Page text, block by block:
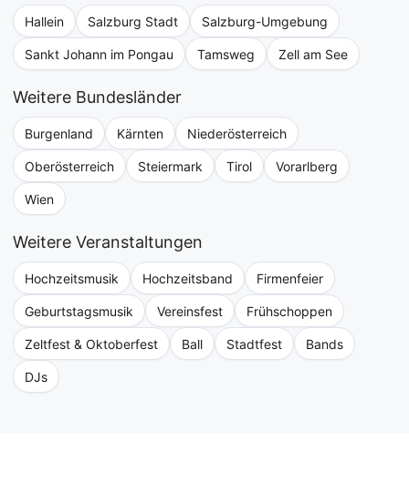
Hallein Salzburg Stadt Salzburg-Umgebung
Sankt Johann im Pongau Tamsweg Zell am See
Weitere Bundesländer
Burgenland Kärnten Niederösterreich
Oberösterreich Steiermark Tirol Vorarlberg
Wien
Weitere Veranstaltungen
Hochzeitsmusik Hochzeitsband Firmenfeier
Geburtstagsmusik Vereinsfest Frühschoppen
Zeltfest & Oktoberfest Ball Stadtfest Bands
DJs